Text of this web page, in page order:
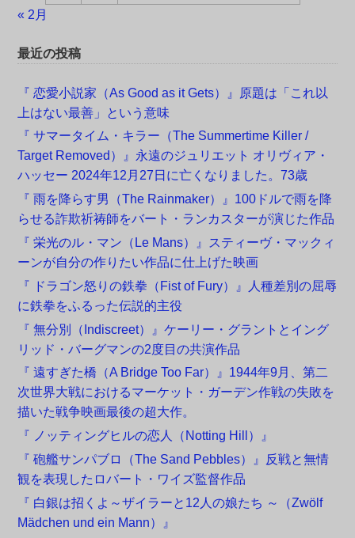
« 2月
最近の投稿
『 恋愛小説家（As Good as it Gets）』原題は「これ以
上はない最善」という意味
『 サマータイム・キラー（The Summertime Killer /
Target Removed）』永遠のジュリエット オリヴィア・
ハッセー 2024年12月27日に亡くなりました。73歳
『 雨を降らす男（The Rainmaker）』100ドルで雨を降
らせる詐欺祈祷師をバート・ランカスターが演じた作品
『 栄光のル・マン（Le Mans）』スティーヴ・マックィ
ーンが自分の作りたい作品に仕上げた映画
『 ドラゴン怒りの鉄拳（Fist of Fury）』人種差別の屈辱
に鉄拳をふるった伝説的主役
『 無分別（Indiscreet）』ケーリー・グラントとイング
リッド・バーグマンの2度目の共演作品
『 遠すぎた橋（A Bridge Too Far）』1944年9月、第二
次世界大戦におけるマーケット・ガーデン作戦の失敗を
描いた戦争映画最後の超大作。
『 ノッティングヒルの恋人（Notting Hill）』
『 砲艦サンパブロ（The Sand Pebbles）』反戦と無情
観を表現したロバート・ワイズ監督作品
『 白銀は招くよ～ザイラーと12人の娘たち ～（Zwölf
Mädchen und ein Mann）』